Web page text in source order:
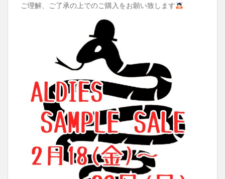
ご理解、ご了承の上でのご購入をお願い致します